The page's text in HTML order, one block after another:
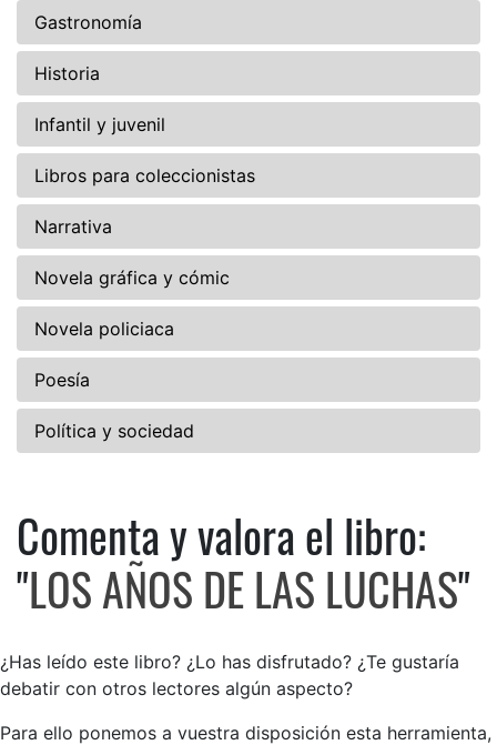
Gastronomía
Historia
Infantil y juvenil
Libros para coleccionistas
Narrativa
Novela gráfica y cómic
Novela policiaca
Poesía
Política y sociedad
Comenta y valora el libro:
Comenta y valora el libro:
"LOS AÑOS DE LAS LUCHAS"
¿Has leído este libro? ¿Lo has disfrutado? ¿Te gustaría
debatir con otros lectores algún aspecto?
Para ello ponemos a vuestra disposición esta herramienta,